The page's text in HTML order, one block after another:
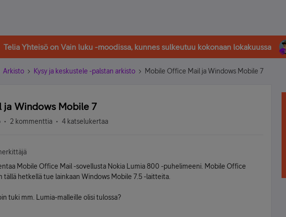
Telia Yhteisö on Vain luku -moodissa, kunnes sulkeutuu kokonaan lokakuussa
Arkisto Kysy ja keskustele -palstan arkisto Mobile Office Mail ja Windows Mobile 7
ja Windows Mobile 7
2 kommenttia 4 katselukertaa
Mobile Office Mail -sovellusta Nokia Lumia 800 -puhelimeeni. Mobile Office
tällä hetkellä tue lainkaan Windows Mobile 7.5 -laitteita.
tuki mm. Lumia-malleille olisi tulossa?